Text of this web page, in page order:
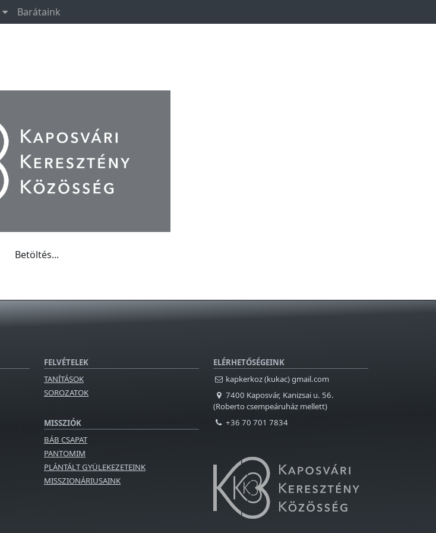
Barátaink
Betöltés...
FELVÉTELEK
TANÍTÁSOK
SOROZATOK
MISSZIÓK
BÁB CSAPAT
PANTOMIM
PLÁNTÁLT GYÜLEKEZETEINK
MISSZIONÁRIUSAINK
ELÉRHETŐSÉGEINK
kapkerkoz (kukac) gmail.com
7400 Kaposvár, Kanizsai u. 56.
(Roberto csempeáruház mellett)
+36 70 701 7834